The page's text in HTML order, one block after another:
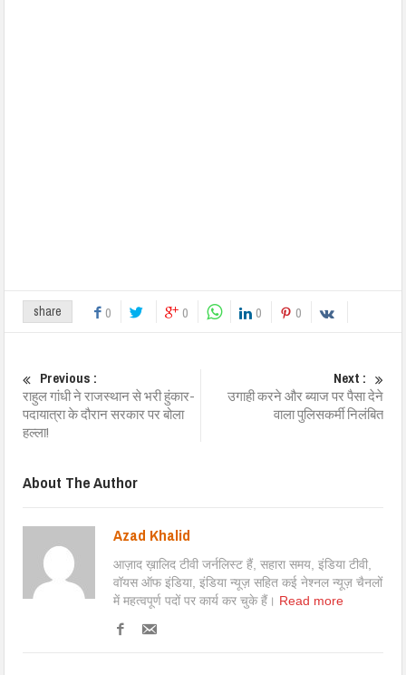
share 0 0 0 0
Previous :
राहुल गांधी ने राजस्थान से भरी हुंकार-
पदायात्रा के दौरान सरकार पर बोला
हल्ला!
Next :
उगाही करने और ब्याज पर पैसा देने
वाला पुलिसकर्मी निलंबित
About The Author
Azad Khalid
आज़ाद ख़ालिद टीवी जर्नलिस्ट हैं, सहारा समय, इंडिया टीवी,
वॉयस ऑफ इंडिया, इंडिया न्यूज़ सहित कई नेश्नल न्यूज़ चैनलों
में महत्वपूर्ण पदों पर कार्य कर चुके हैं। Read more